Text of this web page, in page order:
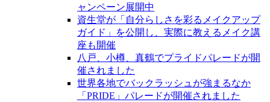
ャンペーン展開中
資生堂が「自分らしさを彩るメイクアップ
ガイド」を公開し、実際に教えるメイク講
座も開催
八戸、小樽、真鶴でプライドパレードが開
催されました
世界各地でバックラッシュが強まるなか
「PRIDE」パレードが開催されました